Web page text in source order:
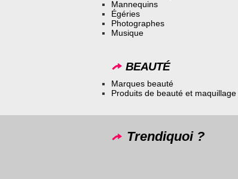
Mannequins
Égéries
Photographes
Musique
BEAUTÉ
Marques beauté
Produits de beauté et maquillage
Trendiquoi ?